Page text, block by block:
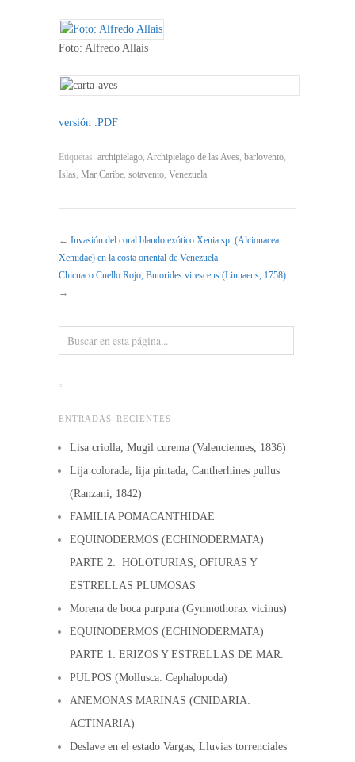
Foto: Alfredo Allais
versión .PDF
Etiquetas: archipielago, Archipielago de las Aves, barlovento,
Islas, Mar Caribe, sotavento, Venezuela
← Invasión del coral blando exótico Xenia sp. (Alcionacea:
Xeniidae) en la costa oriental de Venezuela
Chicuaco Cuello Rojo, Butorides virescens (Linnaeus, 1758)
→
ENTRADAS RECIENTES
Lisa criolla, Mugil curema (Valenciennes, 1836)
Lija colorada, lija pintada, Cantherhines pullus
(Ranzani, 1842)
FAMILIA POMACANTHIDAE
EQUINODERMOS (ECHINODERMATA)
PARTE 2: HOLOTURIAS, OFIURAS Y
ESTRELLAS PLUMOSAS
Morena de boca purpura (Gymnothorax vicinus)
EQUINODERMOS (ECHINODERMATA)
PARTE 1: ERIZOS Y ESTRELLAS DE MAR.
PULPOS (Mollusca: Cephalopoda)
ANEMONAS MARINAS (CNIDARIA:
ACTINARIA)
Deslave en el estado Vargas, Lluvias torrenciales